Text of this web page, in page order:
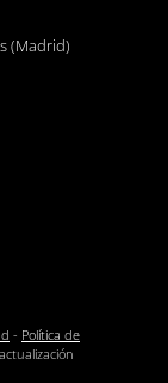
(Madrid)
- Política de